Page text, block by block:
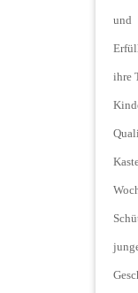
und
ihre